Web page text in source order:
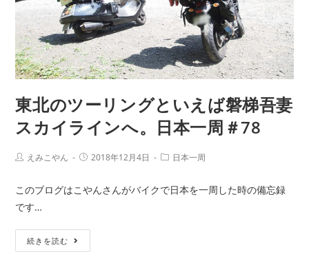
東北のツーリングといえば磐梯吾妻
スカイラインへ。日本一周＃78
えみこやん 2018年12月4日 日本一周
このブログはこやんさんがバイクで日本を一周した時の備忘録
です…
続きを読む